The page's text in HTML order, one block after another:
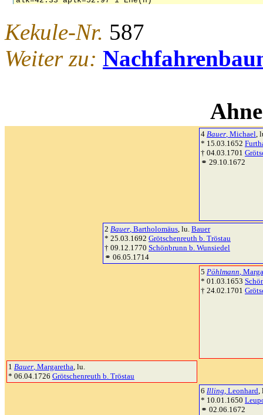
Kekule-Nr. 587
Weiter zu:
4 Bauer, Michael,
* 15.03.1652
† 04.03.1701
⚭ 29.10.1672
2 Bauer, Bartholomäus, lu. Bauer
* 25.03.1692 Grötschenreuth b. Tröstau
† 09.12.1770 Schönbrunn b. Wunsiedel
⚭ 06.05.1714
5 Pöhlmann,
* 01.03.1653
† 24.02.1701
1 Bauer, Margaretha, lu.
* 06.04.1726 Grötschenreuth b. Tröstau
6 Illing, Leonhard,
* 10.01.1650
⚭ 02.06.1672